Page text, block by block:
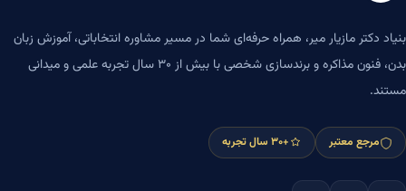
بنیاد دکتر مازیار میر، همراه حرفه‌ای شما در مسیر مشاوره انتخاباتی، آموزش زبان
بدن، فنون مذاکره و برندسازی شخصی با بیش از ۳۰ سال تجربه علمی و میدانی
مستند.
مرجع معتبر +۳۰ سال تجربه